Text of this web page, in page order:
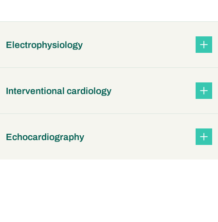
Electrophysiology
Interventional cardiology
Echocardiography